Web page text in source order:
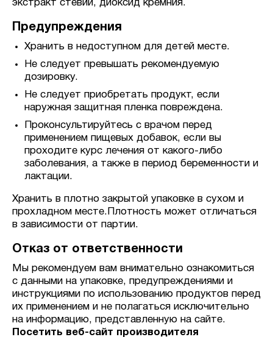
экстракт стевии, диоксид кремния.
Предупреждения
Хранить в недоступном для детей месте.
Не следует превышать рекомендуемую
дозировку.
Не следует приобретать продукт, если
наружная защитная пленка повреждена.
Проконсультируйтесь с врачом перед
применением пищевых добавок, если вы
проходите курс лечения от какого-либо
заболевания, а также в период беременности и
лактации.
Хранить в плотно закрытой упаковке в сухом и
прохладном месте.Плотность может отличаться
в зависимости от партии.
Отказ от ответственности
Мы рекомендуем вам внимательно ознакомиться
с данными на упаковке, предупреждениями и
инструкциями по использованию продуктов перед
их применением и не полагаться исключительно
на информацию, представленную на сайте.
Посетить веб-сайт производителя